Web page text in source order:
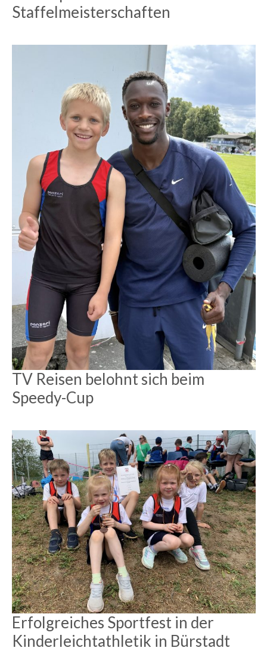
Staffelmeisterschaften
TV Reisen belohnt sich beim
Speedy-Cup
Erfolgreiches Sportfest in der
Kinderleichtathletik in Bürstadt